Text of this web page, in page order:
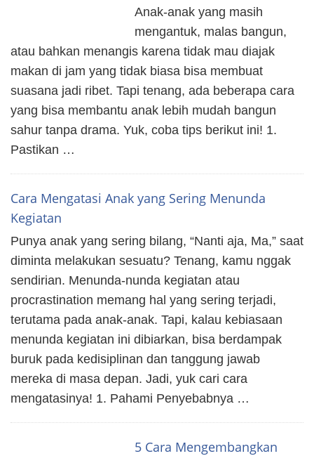
Anak-anak yang masih
mengantuk, malas bangun,
atau bahkan menangis karena tidak mau diajak
makan di jam yang tidak biasa bisa membuat
suasana jadi ribet. Tapi tenang, ada beberapa cara
yang bisa membantu anak lebih mudah bangun
sahur tanpa drama. Yuk, coba tips berikut ini! 1.
Pastikan …
Cara Mengatasi Anak yang Sering Menunda
Kegiatan
Punya anak yang sering bilang, “Nanti aja, Ma,” saat
diminta melakukan sesuatu? Tenang, kamu nggak
sendirian. Menunda-nunda kegiatan atau
procrastination memang hal yang sering terjadi,
terutama pada anak-anak. Tapi, kalau kebiasaan
menunda kegiatan ini dibiarkan, bisa berdampak
buruk pada kedisiplinan dan tanggung jawab
mereka di masa depan. Jadi, yuk cari cara
mengatasinya! 1. Pahami Penyebabnya …
5 Cara Mengembangkan